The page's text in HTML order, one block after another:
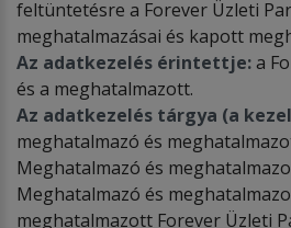
feltüntetésre a Forever Üzleti
meghatalmazásai és kapott
Az adatkezelés érintettje:a
és a meghatalmazott.
Az adatkezelés tárgya (a
meghatalmazó és
Meghatalmazó és
Meghatalmazó és
meghatalmazott Forever Üzleti